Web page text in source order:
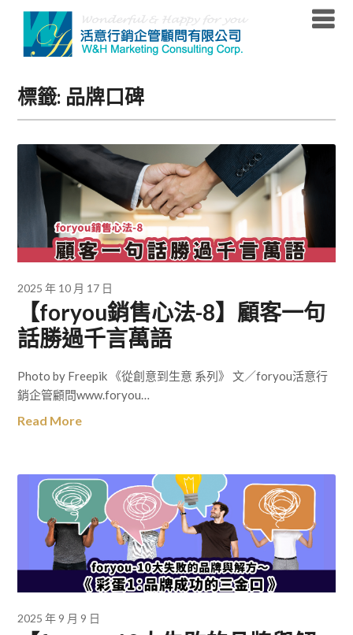
content
標籤: 品牌口碑
2025 年 10 月 17 日
【foryou銷售心法-8】顧客一句
話勝過千言萬語
Photo by Freepik 《從創意到生意 系列》 文／foryou活意行
銷企管顧問www.foryou…
Read More
2025 年 9 月 9 日